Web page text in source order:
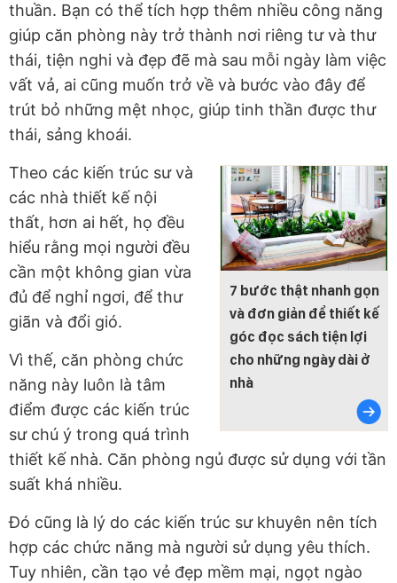
thuần. Bạn có thể tích hợp thêm nhiều công năng
giúp căn phòng này trở thành nơi riêng tư và thư
thái, tiện nghi và đẹp đẽ mà sau mỗi ngày làm việc
vất vả, ai cũng muốn trở về và bước vào đây để
trút bỏ những mệt nhọc, giúp tinh thần được thư
thái, sảng khoái.
7 bước thật nhanh gọn
và đơn giản để thiết kế
góc đọc sách tiện lợi
cho những ngày dài ở
nhà
Theo các kiến trúc sư và
các nhà thiết kế nội
thất, hơn ai hết, họ đều
hiểu rằng mọi người đều
cần một không gian vừa
đủ để nghỉ ngơi, để thư
giãn và đổi gió.
Vì thế, căn phòng chức
năng này luôn là tâm
điểm được các kiến trúc
sư chú ý trong quá trình
thiết kế nhà. Căn phòng ngủ được sử dụng với tần
suất khá nhiều.
Đó cũng là lý do các kiến trúc sư khuyên nên tích
hợp các chức năng mà người sử dụng yêu thích.
Tuy nhiên, cần tạo vẻ đẹp mềm mại, ngọt ngào